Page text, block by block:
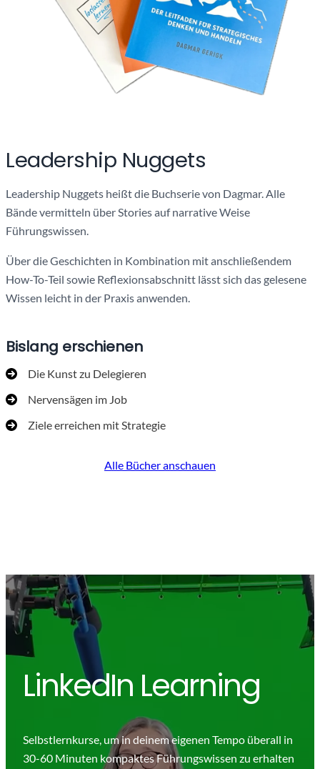
Leadership Nuggets
Leadership Nuggets heißt die Buchserie von Dagmar. Alle
Bände vermitteln über Stories auf narrative Weise
Führungswissen.
Über die Geschichten in Kombination mit anschließendem
How-To-Teil sowie Reflexionsabschnitt lässt sich das gelesene
Wissen leicht in der Praxis anwenden.
Bislang erschienen
Die Kunst zu Delegieren
Nervensägen im Job
Ziele erreichen mit Strategie
Alle Bücher anschauen
LinkedIn Learning
Selbstlernkurse, um in deinem eigenen Tempo überall in
30-60 Minuten kompaktes Führungswissen zu erhalten